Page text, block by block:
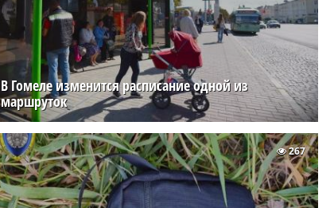
В Гомеле изменится расписание одной из
маршруток
267